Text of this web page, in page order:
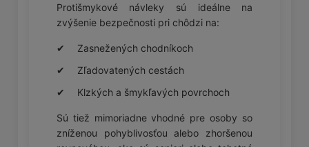
Protišmykové návleky sú ideálne na
zvýšenie bezpečnosti pri chôdzi na:
Zasnežených chodníkoch
Zľadovatených cestách
Klzkých a šmykľavých povrchoch
Sú tiež mimoriadne vhodné pre osoby so
zníženou pohyblivosťou alebo zhoršenou